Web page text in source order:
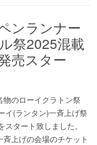
ンランナー
祭2025混載
売スター
物のローイクラトン祭
イ(ランタン)一斉上げ祭
タート致しました。
上げの会場のチケット